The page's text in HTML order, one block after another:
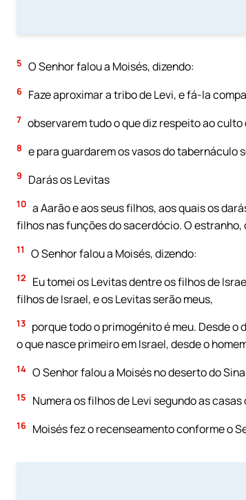
5 O Senhor falou a Moisés, dizendo:
6 Faze aproximar a tribo de Levi, e fá-la
7 observarem tudo o que diz respeito ao
8 e para guardarem os vasos do tabernáculo
9 Darás os Levitas
10 a Aarão e aos seus filhos, aos quais os
filhos nas funções do sacerdócio. O
11 O Senhor falou a Moisés, dizendo:
12
Eu tomei os Levitas dentre os filhos de
filhos de Israel, e os Levitas serão meus,
13 porque todo o primogénito é meu. Desde
o que nasce primeiro em Israel, desde o
14 O Senhor falou a Moisés no deserto do
15 Numera os filhos de Levi segundo as
16 Moisés fez o recenseamento conforme o